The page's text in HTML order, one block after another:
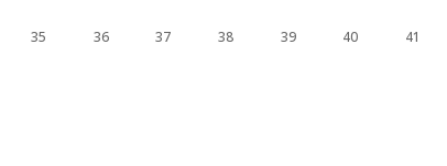
35 36 37 38 39 40 41